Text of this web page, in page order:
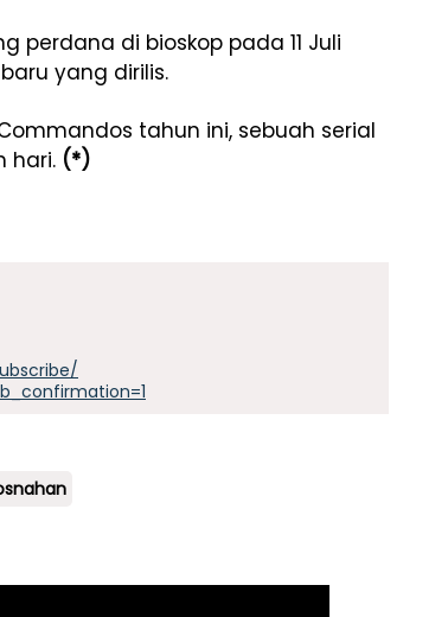
perdana di bioskop pada 11 Juli
yang dirilis.
tahun ini, sebuah serial
hari. (*)